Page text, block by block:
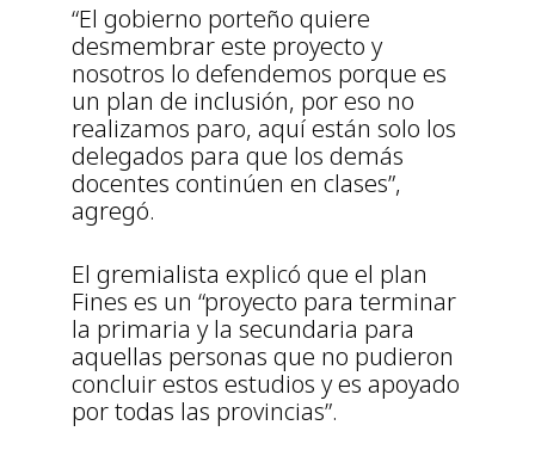
“El gobierno porteño quiere
desmembrar este proyecto y
nosotros lo defendemos porque es
un plan de inclusión, por eso no
realizamos paro, aquí están solo los
delegados para que los demás
docentes continúen en clases”,
agregó.
El gremialista explicó que el plan
Fines es un “proyecto para terminar
la primaria y la secundaria para
aquellas personas que no pudieron
concluir estos estudios y es apoyado
por todas las provincias”.